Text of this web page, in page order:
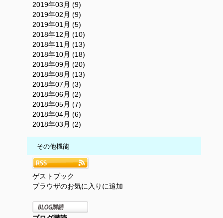
2019年03月 (9)
2019年02月 (9)
2019年01月 (5)
2018年12月 (10)
2018年11月 (13)
2018年10月 (18)
2018年09月 (20)
2018年08月 (13)
2018年07月 (3)
2018年06月 (2)
2018年05月 (7)
2018年04月 (6)
2018年03月 (2)
その他機能
ゲストブック
ブラウザのお気に入りに追加